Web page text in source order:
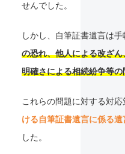
せんでした。
しかし、自筆証書遺言は手
の恐れ、他人による改ざ
明確さによる相続紛争等
これらの問題に対する対応
ける自筆証書遺言に係る遺
した。